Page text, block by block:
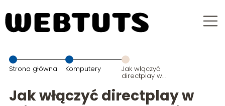
Strona główna Komputery Jak włączyć
directplay w
Przewodnik
krok po kroku
Jak włączyć directplay w